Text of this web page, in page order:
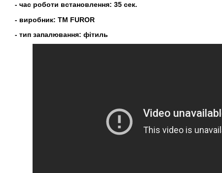
- час роботи встановлення: 35 сек.
- виробник: ТМ FUROR
- тип запалювання: фітиль